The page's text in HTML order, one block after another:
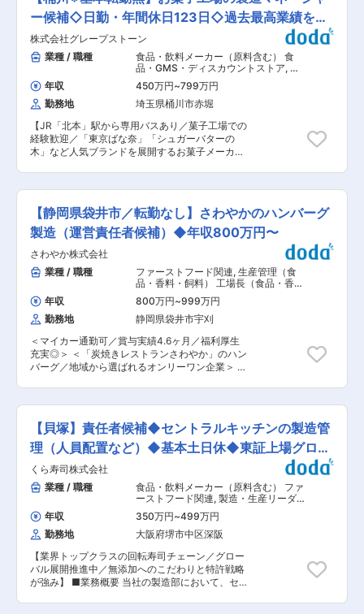
なっています。当社は365日朝昼夕のメニューと
共に当社の製造する冷凍食品お届けすることで、
給食厨房業務の効率化と品質の安定を実現し、人
手不足の厨房現場の課題解決に貢献しています。
◇募集背景 ・現在、2027年8月の稼働に向けて第
3工場を建設中です。今後さらに拡大が見込まれ
る需要に対応するため、増産体制の強化と製造ラ
インの機械化・省人化を推進しています。 ・当社
は近年、売上高を5年間で約2倍のペースで成長さ
せており、事業は着実に拡大を続けています。 ・
今後も需要の拡大を背景に成長を見込んでおり、
2028年度には年間売上200億円規模への到達を計
画しています。 ◇こうした成長フェーズにおい
ことを期待しています。 ■業務内容： 【冷凍食
品製造工場（24時間稼働）の生産計画および製造
管理】 ◇日替わり製品に対応したライン運営・工
程管理 ◇1工場約400名規模のスタッフ（社員・
アルバイト）の人員配置／シフト管理 ◇品質・衛
生管理（HACCPに基づく運用、監査対応） ◇生
産性向上、コスト削減、ロス低減などの改善活動
◇設備管理および安全管理の推進 ◇他部門（営
業・商品開発・物流等）との連携および調整 ◇ク
レーム対応、トラブル時の原因分析と再発防止 ■
配属先情報： 製造本部長、副本部長、工場長、副
工場長、課長、係長4名、主任5名 変更の範囲：
会社の定める業務
ー候補◇日勤・年間休日123日◇過去最高業績を更
新中
株式会社グレープストーン
業種 / 職種
食品・飲料メーカー（原料含む） 食
品・GMS・ディスカウントストア, 製
造・生産リーダー（食品・香料・飼
料） 工場長（食品・香料・飼料）
年収 450万円~799万円
勤務地
埼玉県桶川市赤堀
【JR「北本」駅から専用バスあり／菓子工場での
経験歓迎／「東京ばな奈」「シュガーバターの
木」など人気ブランドを展開するお菓子メーカ
体的な業務内容＞ ◎製造管理業務 ・焼き菓子（シ
ュガーバターの木、チューリップローズ）製造に
おける製造管理 （生産の段取り、人員配置、リー
ダー等のスタッフ指示） ・生産計画の立案・実績
管理 ◎マネジメント業務 ・スタッフマネジメン
ト、人材育成 ◎業務改善、問題解決業務 ・製法改
善、品質向上活動などの取り組み ・問題発生時の
原因究明、対応策検討 ■働き方： ・夜勤なし ・
シフト制（年間休日123日） ・年間平均有給取得
日数：10.5日 ・転勤は基本ありません（埼玉県内
の他工場への異動可能性はあり） ＜アクセス＞
・マイカー通勤可 ・JR「北本」駅より専用バス
15分 ■福利厚生： ・自社のお菓子や飲食店の社
員割引 ・社員食堂あり（300円からお弁当を頼む
ことも可能） ■当社について： 当社は、1978年
の会社設立、商品の企画開発、デザイン、製造、
地に、お客様のニーズに合わせて数多くのブラン
ドを世に生み出してきました。「東京ばな奈」
「ねんりん家」「シュガーバターの木」「チュー
リップローズ」など、人気ブランドを多数展開し
ております。売上高461億円、過去最高業績を更
新中です。 変更の範囲：会社の定める業務
【静岡県袋井市／転勤なし】さわやかのハンバーグ
製造（運営責任者候補）◆年収800万円〜
さわやか株式会社
業種 / 職種
ファーストフード関連, 生産管理（食
品・香料・飼料） 工場長（食品・香
料・飼料）
年収 800万円~999万円
勤務地
静岡県袋井市宇刈
＜マイカー通勤可／賞与実績4.6ヶ月／福利厚生
充実◎＞ ＜「炭焼きレストランさわやか」のハン
バーグ／地域から選ばれるオンリーワン企業＞ ■
わりは、牛肉100％のブロック肉を自社工場で加
工し、店舗へ届ける徹底した鮮度管理にありま
す。 ・さらなる品質向上と、次世代の組織作りの
ため、製造現場の指揮を執る責任者を募集しま
す。 ■業務内容： ・静岡県袋井市にある本社工
場にて、ハンバーグの製造工程管理およびマネジ
メント全般を担当いただきます。 ■業務詳細：
・製造管理：当日の出荷量に合わせた生産スケジ
ュールの管理・最適化。 ・品質・衛生管理：独自
の微生物検査基準の遵守、HACCPに基づいた衛
生管理の徹底。 ・歩留まり管理：原料肉（ブロッ
ク肉）のトリミング工程における効率化とコスト
管理。 ・労務マネジメント：製造スタッフ（社
員・パート）の採用、教育、シフト管理。 ・技術
継承：「さわやかの味」を均一に保つための、肉
の挽き方や成形技術の指導。 ■当ポジションの魅
【貝塚】責任者候補◆セントラルキッチンの製造管
理（人員配置など）◆基本土日休◆東証上場グロー
バル企業
くら寿司株式会社
業種 / 職種
食品・飲料メーカー（原料含む） ファ
ーストフード関連, 製造・生産リーダー
（食品・香料・飼料） 工場長（食品・
香料・飼料）
年収 350万円~499万円
勤務地
大阪府堺市中区深阪
【業界トップクラスの回転寿司チェーン／グロー
バル展開推進中／無添加へのこだわりと特許戦略
が強み】 ■業務概要 当社の製造部において、セ